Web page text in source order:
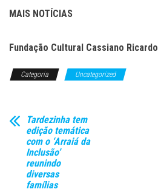
MAIS NOTÍCIAS
Fundação Cultural Cassiano Ricardo
Categoria Uncategorized
Tardezinha tem
edição temática
com o ‘Arraiá da
Inclusão’
reunindo
diversas
famílias